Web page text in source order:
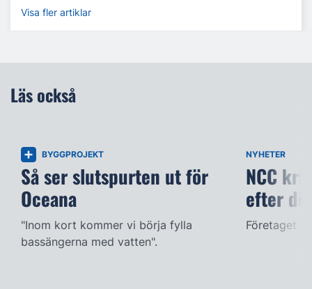
Visa fler artiklar
Läs också
BYGGPROJEKT
Så ser slutspurten ut för
Oceana
"Inom kort kommer vi börja fylla
bassängerna med vatten".
NYHETER
NCC
efter
Företaget